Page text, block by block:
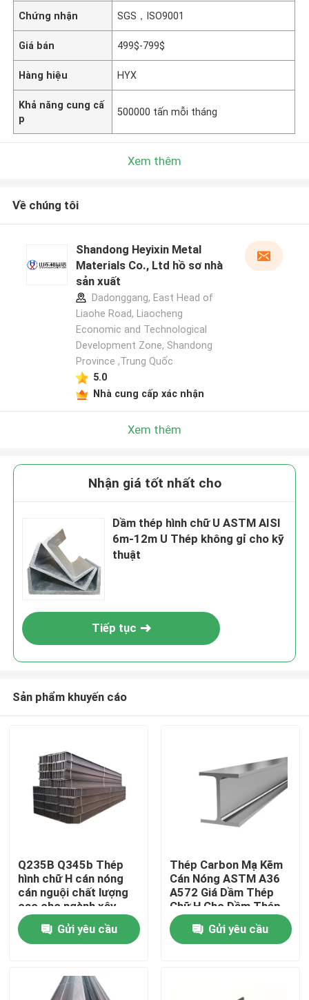
Nhà
Về chúng tôi
Chứng nhận SGS，ISO9001
Giá bán 499$-799$
Hàng hiệu HYX
Khả năng cung cấ
p
500000 tấn mỗi tháng
Xem thêm
Về chúng tôi
Shandong Heyixin Metal
Materials Co., Ltd hồ sơ nhà
sản xuất
Dadonggang, East Head of
Liaohe Road, Liaocheng
Economic and Technological
Development Zone, Shandong
Province ,Trung Quốc
5.0
Nhà cung cấp xác nhận
Xem thêm
Nhận giá tốt nhất cho
Dầm thép hình chữ U ASTM AISI
6m-12m U Thép không gỉ cho kỹ
thuật
Tiếp tục
Sản phẩm khuyến cáo
Q235B Q345b Thép
hình chữ H cán nóng
cán nguội chất lượng
cao cho ngành xây
dựng
Gửi yêu cầu
Thép Carbon Mạ Kẽm
Cán Nóng ASTM A36
A572 Giá Dầm Thép
Chữ H Cho Dầm Thép
Chữ H Kết Cấu Sắt
Thép Cán Nóng Cho
Xây Dựng
Gửi yêu cầu